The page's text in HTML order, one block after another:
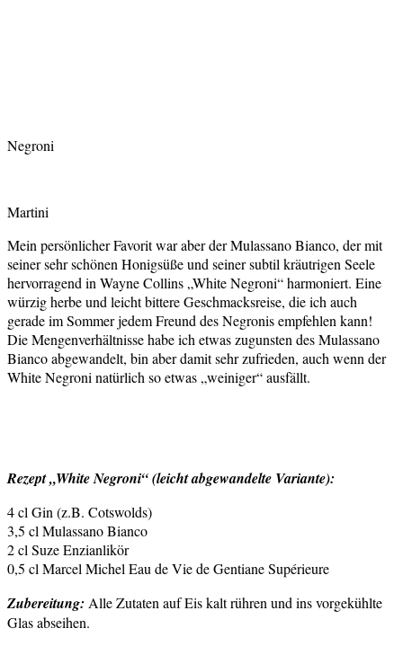
Negroni
Martini
Mein persönlicher Favorit war aber der Mulassano Bianco, der mit
seiner sehr schönen Honigsüße und seiner subtil kräutrigen Seele
hervorragend in Wayne Collins „White Negroni“ harmoniert. Eine
würzig herbe und leicht bittere Geschmacksreise, die ich auch
gerade im Sommer jedem Freund des Negronis empfehlen kann!
Die Mengenverhältnisse habe ich etwas zugunsten des Mulassano
Bianco abgewandelt, bin aber damit sehr zufrieden, auch wenn der
White Negroni natürlich so etwas „weiniger“ ausfällt.
Rezept „White Negroni“ (leicht abgewandelte Variante):
4 cl Gin (z.B. Cotswolds)
3,5 cl Mulassano Bianco
2 cl Suze Enzianlikör
0,5 cl Marcel Michel Eau de Vie de Gentiane Supérieure
Zubereitung: Alle Zutaten auf Eis kalt rühren und ins vorgekühlte
Glas abseihen.